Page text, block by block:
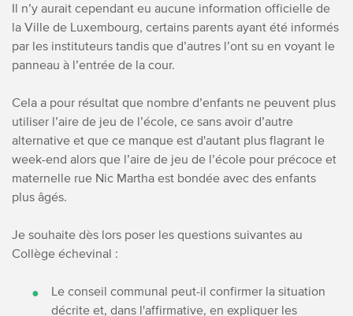
Il n’y aurait cependant eu aucune information officielle de
la Ville de Luxembourg, certains parents ayant été informés
par les instituteurs tandis que d’autres l’ont su en voyant le
panneau à l’entrée de la cour.
Cela a pour résultat que nombre d’enfants ne peuvent plus
utiliser l’aire de jeu de l’école, ce sans avoir d’autre
alternative et que ce manque est d'autant plus flagrant le
week-end alors que l’aire de jeu de l’école pour précoce et
maternelle rue Nic Martha est bondée avec des enfants
plus âgés.
Je souhaite dès lors poser les questions suivantes au
Collège échevinal :
Le conseil communal peut-il confirmer la situation
décrite et, dans l'affirmative, en expliquer les